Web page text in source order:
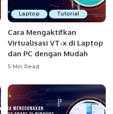
Laptop Tutorial
Cara Mengaktifkan
Virtualisasi VT-x di Laptop
dan PC dengan Mudah
5 Min Read